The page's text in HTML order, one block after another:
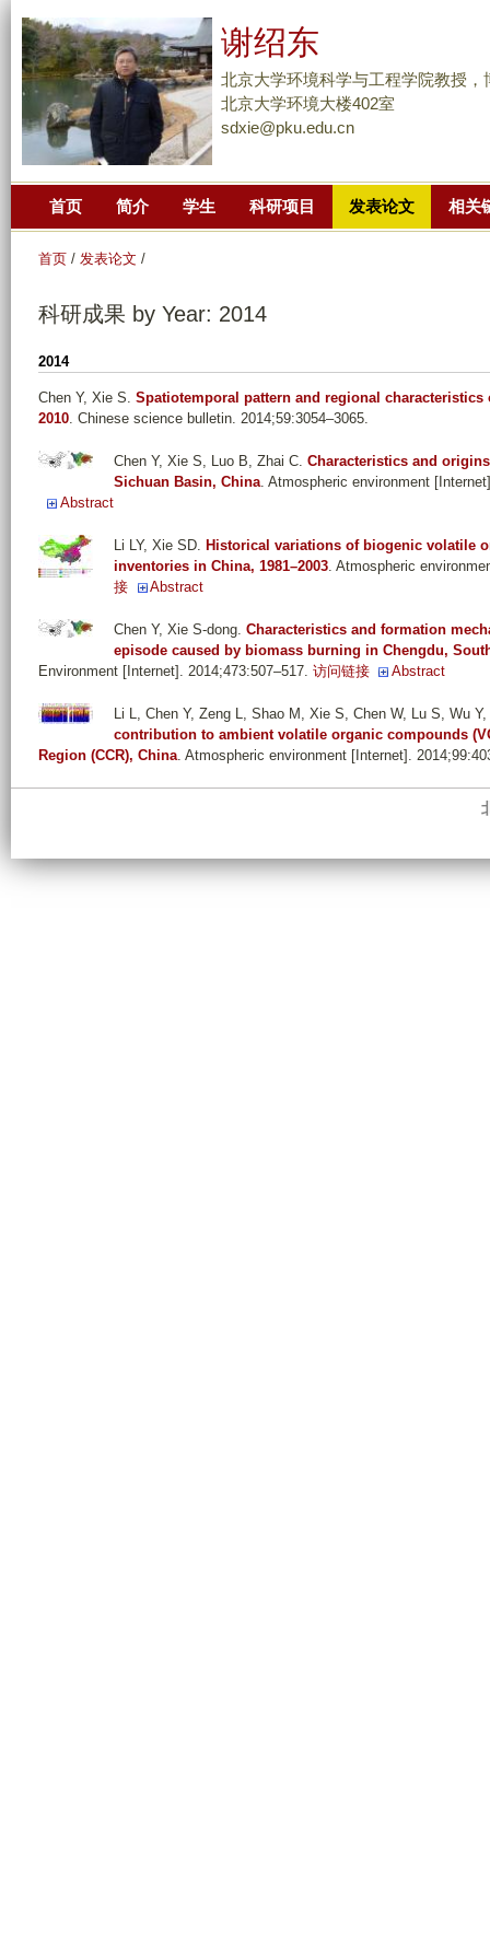
到
主
要
谢绍东
北京大学环境科学与工程学院教授，
北京大学环境大楼402室
sdxie@pku.edu.cn
首页 简介 学生 科研项目 发表论文 相关
首页 / 发表论文 /
科研成果 by Year: 2014
2014
Chen Y, Xie S. Spatiotemporal pattern and regional
2010. Chinese science bulletin. 2014;59:3054–3065.
Chen Y, Xie S, Luo B, Zhai C.Characteristics and
Sichuan Basin, China. Atmospheric environment
Abstract
Li LY, Xie SD. Historical variations of biogenic volatile
inventories in China, 1981–2003. Atmospheric
接
Abstract
Chen Y, Xie S-dong.Characteristics and formation
episode caused by biomass burning in Chengdu,
Environment [Internet]. 2014;473:507–517. 访问链接 Abstract
Li L, Chen Y, Zeng L, Shao M, Xie S, Chen W, Lu S, Wu Y,
contribution to ambient volatile organic compounds
Region (CCR), China. Atmospheric environment [Internet].